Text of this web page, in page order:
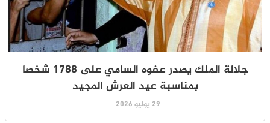
جلالة الملك يصدر عفوه السامي على 1788 شخصا
بمناسبة عيد العرش المجيد
29 يوليو 2026